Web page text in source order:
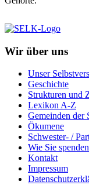
Wir über uns
Unser
Geschichte
Strukturen und
Lexikon A-Z
Gemeinden der
Ökumene
Schwester- /
Wie Sie
Kontakt
Impressum